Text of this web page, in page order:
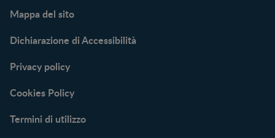
Mappa del sito
Dichiarazione di Accessibilità
Privacy policy
Cookies Policy
Termini di utilizzo